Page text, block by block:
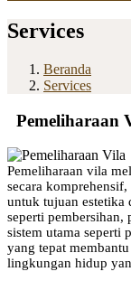
Services
Beranda
Services
Pemeliharaan
Pemeliharaan vila
secara
untuk tujuan estetika
seperti pembersihan,
sistem utama seperti
yang tepat
lingkungan hidup